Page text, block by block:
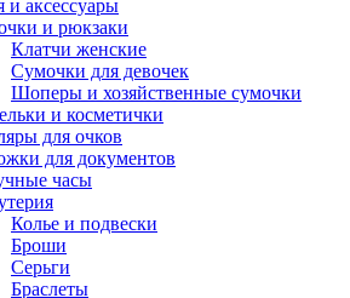
и аксессуары
и рюкзаки
Клатчи женские
Сумочки для девочек
Шоперы и хозяйственные сумочки
и косметички
для очков
для документов
часы
Колье и подвески
Броши
Серьги
Браслеты